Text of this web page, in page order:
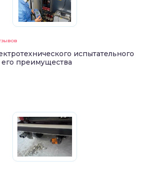
испытательного
преимущества